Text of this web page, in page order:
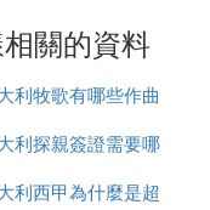
關的資料
利牧歌有哪些作曲
大家
利探親簽證需要哪
些
利西甲為什麼是超